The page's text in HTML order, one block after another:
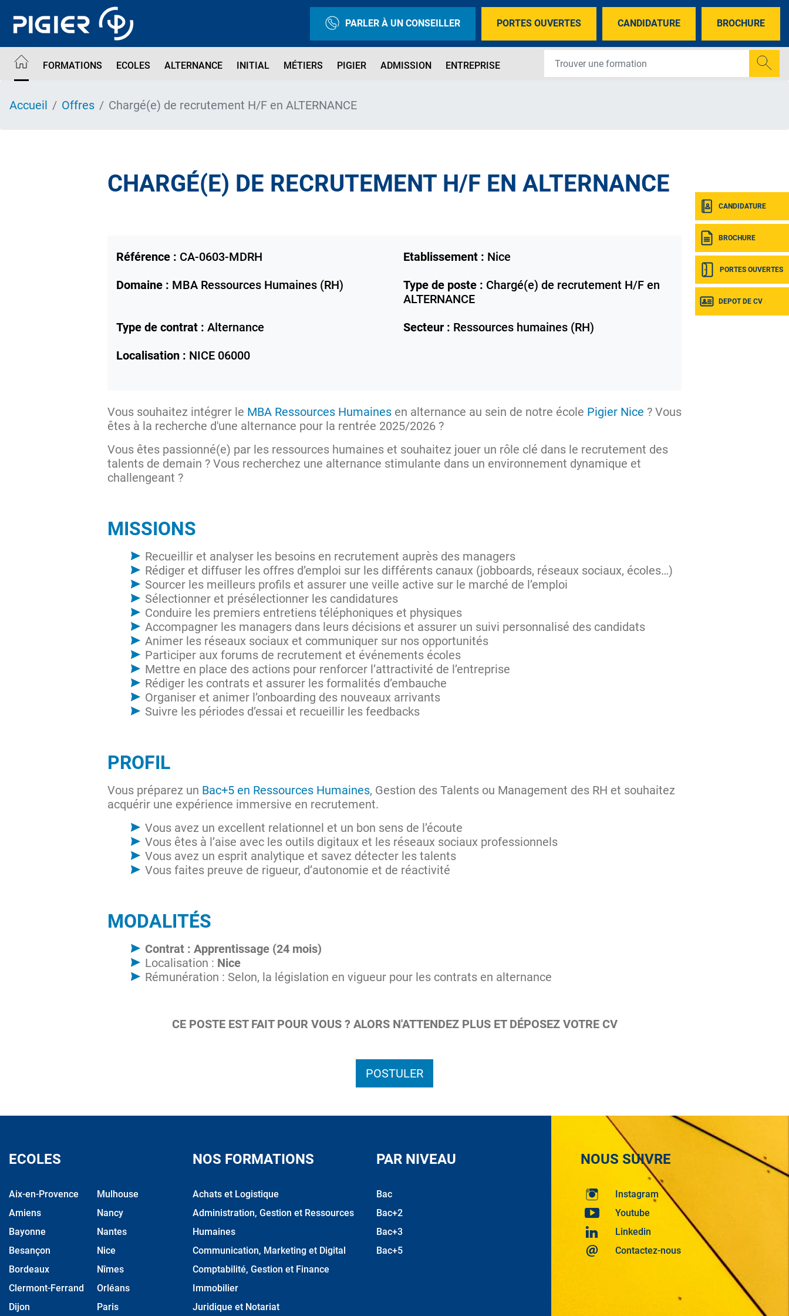
contenu
PARLER À UN CONSEILLER PORTES OUVERTES CANDIDATURE BROCHURE
FORMATIONS ECOLES ALTERNANCE INITIAL MÉTIERS PIGIER ADMISSION ENTREPRISE
CANDIDATURE
BROCHURE
PORTES OUVERTES
DEPOT DE CV
Accueil Offres Chargé(e) de recrutement H/F en ALTERNANCE
CHARGÉ(E) DE RECRUTEMENT H/F EN ALTERNANCE
Référence : CA-0603-MDRH Etablissement : Nice
Domaine : MBA Ressources Humaines (RH) Type de poste : Chargé(e) de recrutement H/F en
ALTERNANCE
Type de contrat : Alternance Secteur : Ressources humaines (RH)
Localisation : NICE 06000
Vous souhaitez intégrer le MBA Ressources Humaines en alternance au sein de notre école Pigier Nice ? Vous
êtes à la recherche d'une alternance pour la rentrée 2025/2026 ?
Vous êtes passionné(e) par les ressources humaines et souhaitez jouer un rôle clé dans le recrutement des
talents de demain ? Vous recherchez une alternance stimulante dans un environnement dynamique et
challengeant ?
MISSIONS
Recueillir et analyser les besoins en recrutement auprès des managers
Rédiger et diffuser les offres d’emploi sur les différents canaux (jobboards, réseaux sociaux, écoles…)
Sourcer les meilleurs profils et assurer une veille active sur le marché de l’emploi
Sélectionner et présélectionner les candidatures
Conduire les premiers entretiens téléphoniques et physiques
Accompagner les managers dans leurs décisions et assurer un suivi personnalisé des candidats
Animer les réseaux sociaux et communiquer sur nos opportunités
Participer aux forums de recrutement et événements écoles
Mettre en place des actions pour renforcer l’attractivité de l’entreprise
Rédiger les contrats et assurer les formalités d’embauche
Organiser et animer l’onboarding des nouveaux arrivants
Suivre les périodes d’essai et recueillir les feedbacks
PROFIL
Vous préparez un Bac+5 en Ressources Humaines, Gestion des Talents ou Management des RH et souhaitez
acquérir une expérience immersive en recrutement.
Vous avez un excellent relationnel et un bon sens de l’écoute
Vous êtes à l’aise avec les outils digitaux et les réseaux sociaux professionnels
Vous avez un esprit analytique et savez détecter les talents
Vous faites preuve de rigueur, d’autonomie et de réactivité
MODALITÉS
Contrat : Apprentissage (24 mois)
Localisation : Nice
Rémunération : Selon, la législation en vigueur pour les contrats en alternance
CE POSTE EST FAIT POUR VOUS ? ALORS N'ATTENDEZ PLUS ET DÉPOSEZ VOTRE CV
POSTULER
ECOLES
Aix-en-Provence
Amiens
Bayonne
Besançon
Bordeaux
Clermont-Ferrand
Dijon
Mulhouse
Nancy
Nantes
Nice
Nîmes
Orléans
Paris
NOS FORMATIONS
Achats et Logistique
Administration, Gestion et Ressources
Humaines
Communication, Marketing et Digital
Comptabilité, Gestion et Finance
Immobilier
Juridique et Notariat
PAR NIVEAU
Bac
Bac+2
Bac+3
Bac+5
NOUS SUIVRE
Instagram
Youtube
Linkedin
Contactez-nous